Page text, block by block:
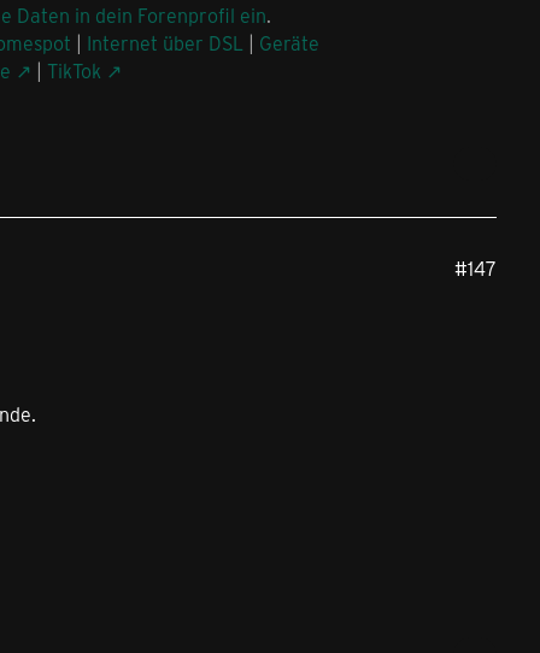
Daten in dein Forenprofil ein.
| Internet über DSL | Geräte
| TikTok
#147